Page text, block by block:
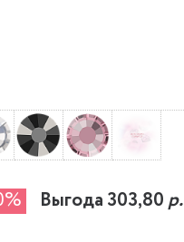
Выгода 303,80р.